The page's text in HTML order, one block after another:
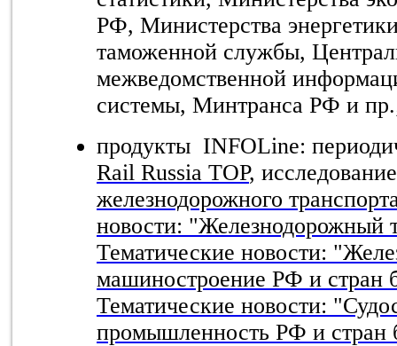
РФ, Министерства
таможенной службы,
межведомственной
системы, Минтранса РФ и
продукты INFOLine:
Rail Russia TOP,
железнодорожного
новости: "Железнодорожный
Тематические новости:
машиностроение РФ и стран
Тематические новости:
промышленность РФ и стран